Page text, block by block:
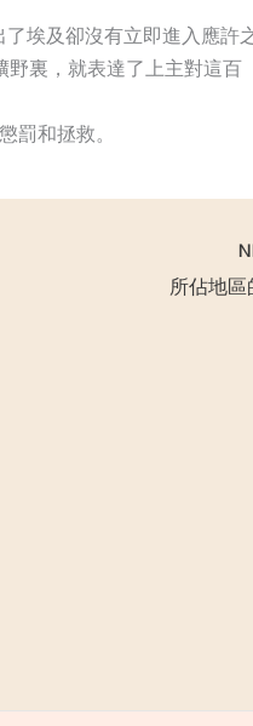
埃及卻沒有立即進入應許
裏，就表達了上主對這百
和拯救。
所佔地區